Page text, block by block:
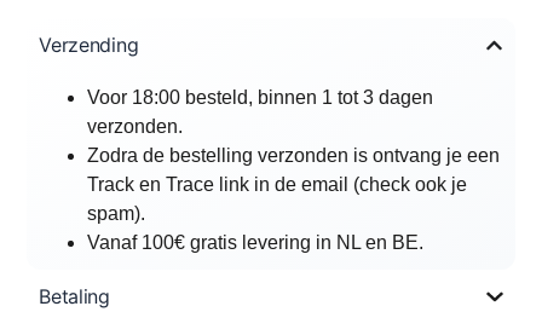
Verzending
Voor 18:00 besteld, binnen 1 tot 3 dagen
verzonden.
Zodra de bestelling verzonden is ontvang je een
Track en Trace link in de email (check ook je
spam).
Vanaf 100€ gratis levering in NL en BE.
Betaling